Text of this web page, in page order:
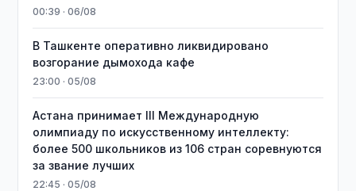
00:39 · 06/08
В Ташкенте оперативно ликвидировано
возгорание дымохода кафе
23:00 · 05/08
Астана принимает III Международную
олимпиаду по искусственному интеллекту:
более 500 школьников из 106 стран соревнуются
за звание лучших
22:45 · 05/08